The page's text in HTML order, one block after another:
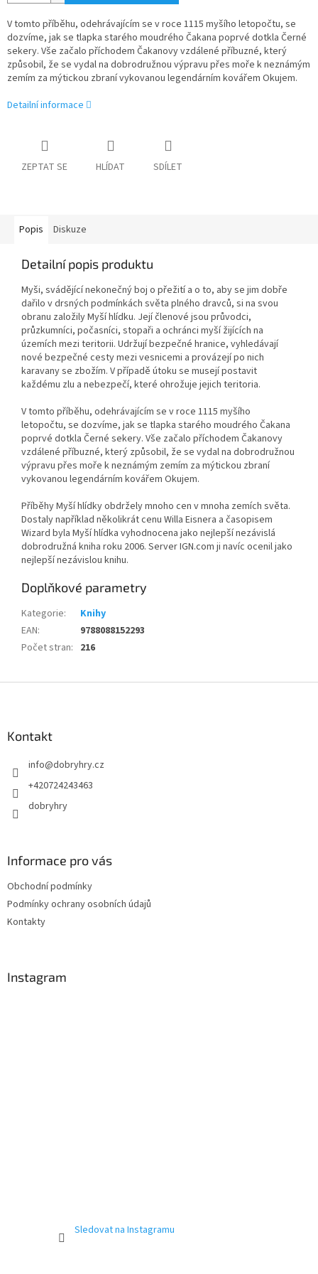
V tomto příběhu, odehrávajícím se v roce 1115 myšího letopočtu, se
dozvíme, jak se tlapka starého moudrého Čakana poprvé dotkla Černé
sekery. Vše začalo příchodem Čakanovy vzdálené příbuzné, který
způsobil, že se vydal na dobrodružnou výpravu přes moře k neznámým
zemím za mýtickou zbraní vykovanou legendárním kovářem Okujem.
Detailní informace
ZEPTAT SE HLÍDAT SDÍLET
Popis Diskuze
Detailní popis produktu
Myši, svádějící nekonečný boj o přežití a o to, aby se jim dobře
dařilo v drsných podmínkách světa plného dravců, si na svou
obranu založily Myší hlídku. Její členové jsou průvodci,
průzkumníci, počasníci, stopaři a ochránci myší žijících na
územích mezi teritorii. Udržují bezpečné hranice, vyhledávají
nové bezpečné cesty mezi vesnicemi a provázejí po nich
karavany se zbožím. V případě útoku se musejí postavit
každému zlu a nebezpečí, které ohrožuje jejich teritoria.
V tomto příběhu, odehrávajícím se v roce 1115 myšího
letopočtu, se dozvíme, jak se tlapka starého moudrého Čakana
poprvé dotkla Černé sekery. Vše začalo příchodem Čakanovy
vzdálené příbuzné, který způsobil, že se vydal na dobrodružnou
výpravu přes moře k neznámým zemím za mýtickou zbraní
vykovanou legendárním kovářem Okujem.
Příběhy Myší hlídky obdržely mnoho cen v mnoha zemích světa.
Dostaly například několikrát cenu Willa Eisnera a časopisem
Wizard byla Myší hlídka vyhodnocena jako nejlepší nezávislá
dobrodružná kniha roku 2006. Server IGN.com ji navíc ocenil jako
nejlepší nezávislou knihu.
Doplňkové parametry
Kategorie:
Knihy
EAN:
9788088152293
Počet stran: 216
Kontakt
info@dobryhry.cz
+420724243463
dobryhry
Informace pro vás
Obchodní podmínky
Podmínky ochrany osobních údajů
Kontakty
Instagram
Sledovat na Instagramu